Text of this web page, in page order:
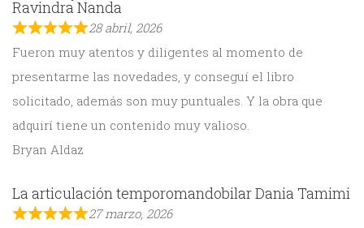
Ravindra Nanda
28 abril, 2026
Fueron muy atentos y diligentes al momento de
presentarme las novedades, y conseguí el libro
solicitado, además son muy puntuales. Y la obra que
adquirí tiene un contenido muy valioso.
Bryan Aldaz
La articulación temporomandobilar Dania Tamimi
27 marzo, 2026